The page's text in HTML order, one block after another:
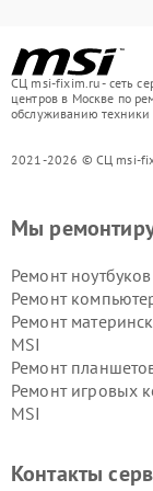
СЦ msi-fixim.ru - сеть
центров в Москве по
обслуживанию техники
2021-2026 © СЦ msi-
Мы
Ремонт
Ремонт
Ремонт
MSI
Ремонт
Ремонт игровых
MSI
Контакты